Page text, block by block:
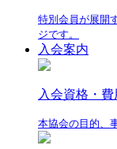
特別会員が展開
ジです。
入会案内
入会資格・
本協会の目的、